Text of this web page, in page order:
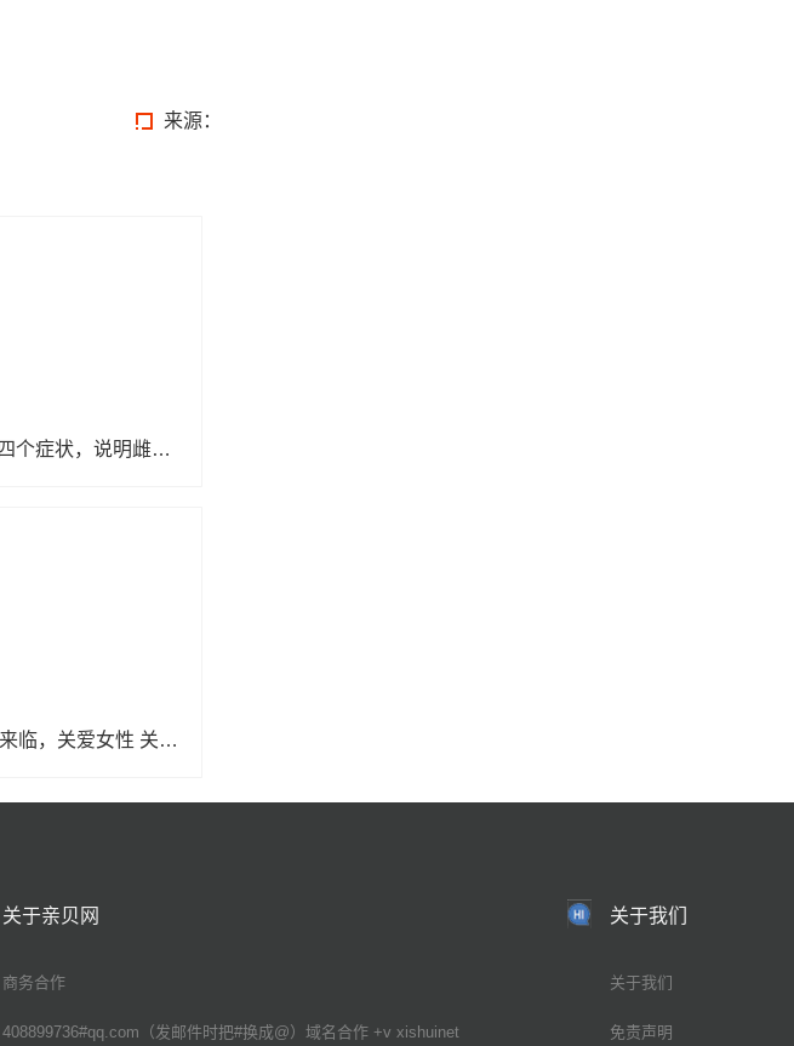
来源：
女人有这四个症状，说明雌激素低！常吃这4种食物，补充雌激素
38女神节来临，关爱女性 关注女性健康
关于亲贝网
商务合作
408899736#qq.com（发邮件时把#换成@）域名合作 +v xishuinet
关于我们
关于我们
免责声明